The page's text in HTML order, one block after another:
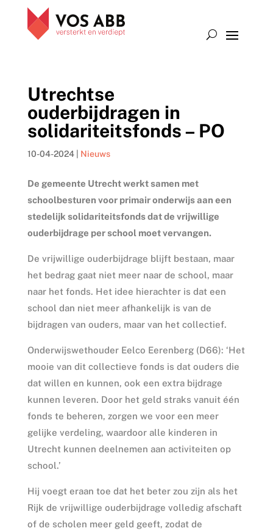
Utrechtse
ouderbijdragen in
solidariteitsfonds – PO
10-04-2024| Nieuws
De gemeente Utrecht werkt samen met
schoolbesturen voor primair onderwijs aan een
stedelijk solidariteitsfonds dat de vrijwillige
ouderbijdrage per school moet vervangen.
De vrijwillige ouderbijdrage blijft bestaan, maar
het bedrag gaat niet meer naar de school, maar
naar het fonds. Het idee hierachter is dat een
school dan niet meer afhankelijk is van de
bijdragen van ouders, maar van het collectief.
Onderwijswethouder Eelco Eerenberg (D66): ‘Het
mooie van dit collectieve fonds is dat ouders die
dat willen en kunnen, ook een extra bijdrage
kunnen leveren. Door het geld straks vanuit één
fonds te beheren, zorgen we voor een meer
gelijke verdeling, waardoor alle kinderen in
Utrecht kunnen deelnemen aan activiteiten op
school.’
Hij voegt eraan toe dat het beter zou zijn als het
Rijk de vrijwillige ouderbijdrage volledig afschaft
of de scholen meer geld geeft, zodat de